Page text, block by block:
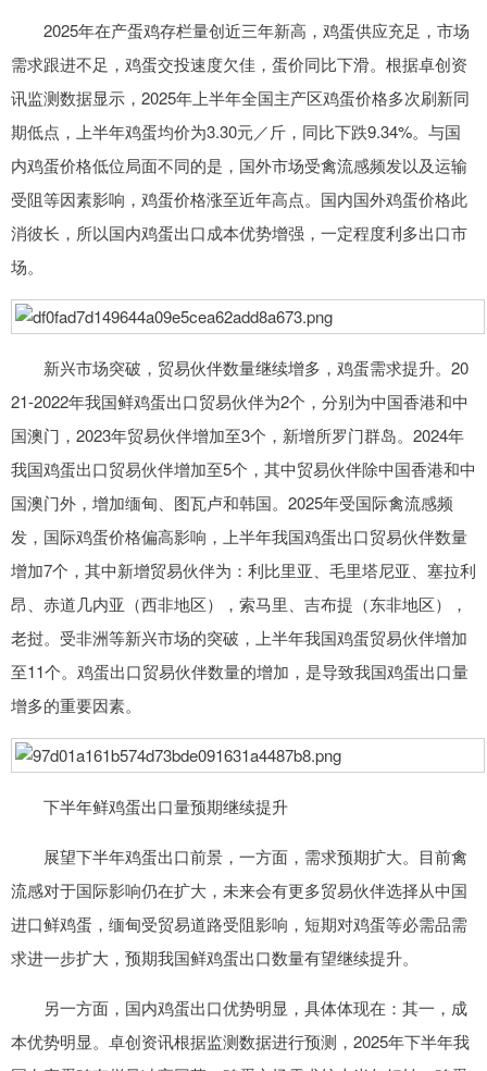
2025年在产蛋鸡存栏量创近三年新高，鸡蛋供应充足，市场
需求跟进不足，鸡蛋交投速度欠佳，蛋价同比下滑。根据卓创资
讯监测数据显示，2025年上半年全国主产区鸡蛋价格多次刷新同
期低点，上半年鸡蛋均价为3.30元／斤，同比下跌9.34%。与国
内鸡蛋价格低位局面不同的是，国外市场受禽流感频发以及运输
受阻等因素影响，鸡蛋价格涨至近年高点。国内国外鸡蛋价格此
消彼长，所以国内鸡蛋出口成本优势增强，一定程度利多出口市
场。
新兴市场突破，贸易伙伴数量继续增多，鸡蛋需求提升。20
21-2022年我国鲜鸡蛋出口贸易伙伴为2个，分别为中国香港和中
国澳门，2023年贸易伙伴增加至3个，新增所罗门群岛。2024年
我国鸡蛋出口贸易伙伴增加至5个，其中贸易伙伴除中国香港和中
国澳门外，增加缅甸、图瓦卢和韩国。2025年受国际禽流感频
发，国际鸡蛋价格偏高影响，上半年我国鸡蛋出口贸易伙伴数量
增加7个，其中新增贸易伙伴为：利比里亚、毛里塔尼亚、塞拉利
昂、赤道几内亚（西非地区），索马里、吉布提（东非地区），
老挝。受非洲等新兴市场的突破，上半年我国鸡蛋贸易伙伴增加
至11个。鸡蛋出口贸易伙伴数量的增加，是导致我国鸡蛋出口量
增多的重要因素。
下半年鲜鸡蛋出口量预期继续提升
展望下半年鸡蛋出口前景，一方面，需求预期扩大。目前禽
流感对于国际影响仍在扩大，未来会有更多贸易伙伴选择从中国
进口鲜鸡蛋，缅甸受贸易道路受阻影响，短期对鸡蛋等必需品需
求进一步扩大，预期我国鲜鸡蛋出口数量有望继续提升。
另一方面，国内鸡蛋出口优势明显，具体体现在：其一，成
本优势明显。卓创资讯根据监测数据进行预测，2025年下半年我